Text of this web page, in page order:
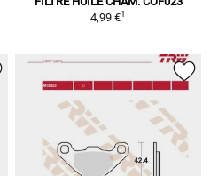
4,99 €1